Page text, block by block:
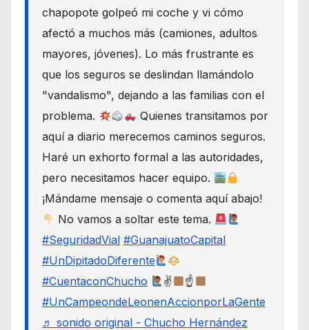
chapopote golpeó mi coche y vi cómo
afectó a muchos más (camiones, adultos
mayores, jóvenes). Lo más frustrante es
que los seguros se deslindan llamándolo
"vandalismo", dejando a las familias con el
problema.
Quienes transitamos por
aquí a diario merecemos caminos seguros.
Haré un exhorto formal a las autoridades,
pero necesitamos hacer equipo.
¡Mándame mensaje o comenta aquí abajo!
No vamos a soltar este tema.
#SeguridadVial #GuanajuatoCapital
#UnDipitadoDiferente
#CuentaconChucho
✌
☝
#UnCampeondeLeonenAccionporLaGente
♬ sonido original - Chucho Hernández